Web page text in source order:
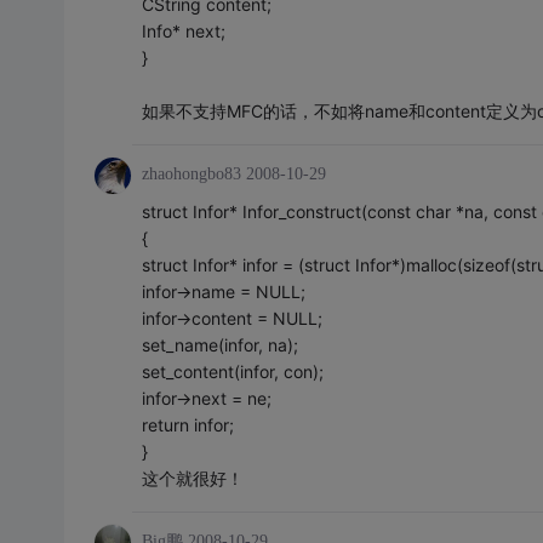
CString content;
Info* next;
}
如果不支持MFC的话，不如将name和content定义
zhaohongbo83 2008-10-29
struct Infor* Infor_construct(const char *na,
{
struct Infor* infor = (struct
infor->name = NULL;
infor->content = NULL;
set_name(infor, na);
set_content(infor, con);
infor->next = ne;
return infor;
}
这个就很好！